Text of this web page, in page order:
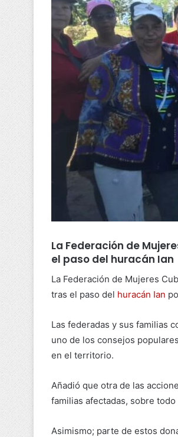
La Federación de
el paso del huracán Ian
La Federación de Mujeres
tras el paso del huracán Ian
Las federadas y sus familias
uno de los consejos
en el territorio.
Añadió que otra de las
familias afectadas, sobre
Asimismo; parte de estos